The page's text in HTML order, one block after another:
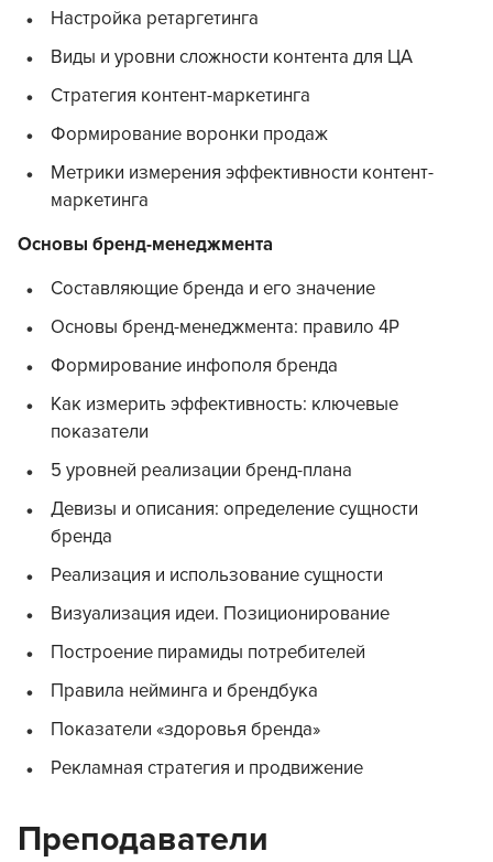
Настройка ретаргетинга
Виды и уровни сложности контента для ЦА
Стратегия контент-маркетинга
Формирование воронки продаж
Метрики измерения эффективности контент-
маркетинга
Основы бренд-менеджмента
Составляющие бренда и его значение
Основы бренд-менеджмента: правило 4P
Формирование инфополя бренда
Как измерить эффективность: ключевые
показатели
5 уровней реализации бренд-плана
Девизы и описания: определение сущности
бренда
Реализация и использование сущности
Визуализация идеи. Позиционирование
Построение пирамиды потребителей
Правила нейминга и брендбука
Показатели «здоровья бренда»
Рекламная стратегия и продвижение
Преподаватели